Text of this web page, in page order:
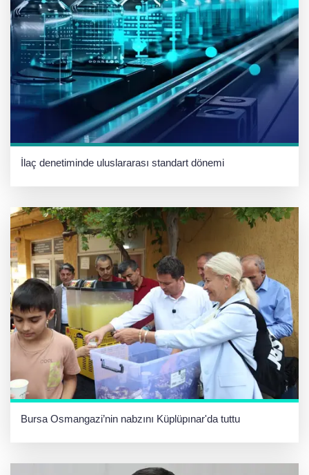
İlaç denetiminde uluslararası standart dönemi
Bursa Osmangazi’nin nabzını Küplüpınar'da tuttu